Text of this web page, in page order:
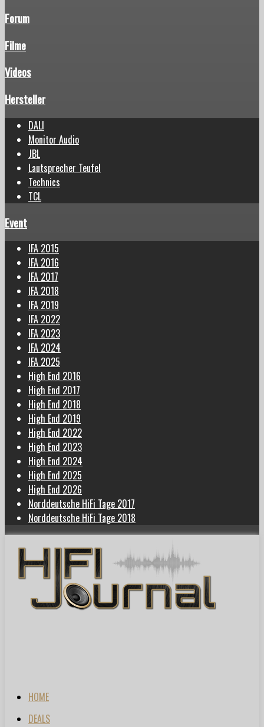
Forum
Filme
Videos
Hersteller
DALI
Monitor Audio
JBL
Lautsprecher Teufel
Technics
TCL
Event
IFA 2015
IFA 2016
IFA 2017
IFA 2018
IFA 2019
IFA 2022
IFA 2023
IFA 2024
IFA 2025
High End 2016
High End 2017
High End 2018
High End 2019
High End 2022
High End 2023
High End 2024
High End 2025
High End 2026
Norddeutsche HiFi Tage 2017
Norddeutsche HiFi Tage 2018
HOME
DEALS